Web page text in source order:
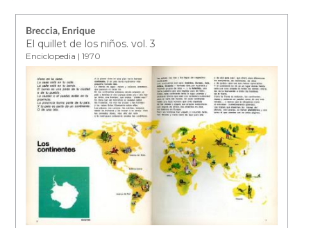
Breccia, Enrique
El quillet de los niños. vol. 3
Enciclopedia | 1970